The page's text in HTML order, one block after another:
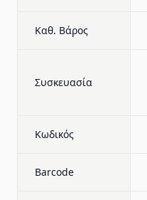
Καθ. Βάρος
Συσκευασία
Κωδικός
Barcode